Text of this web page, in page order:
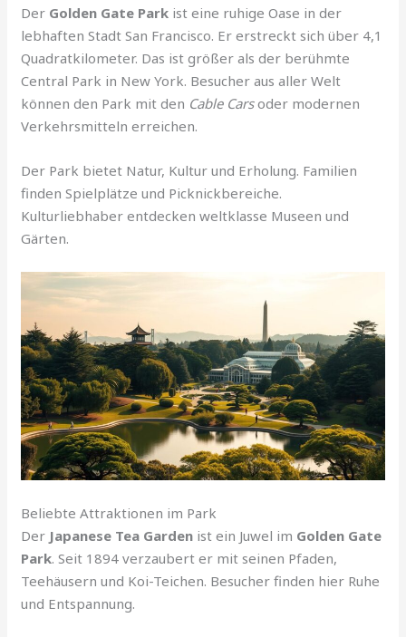
Der Golden Gate Park ist eine ruhige Oase in der
lebhaften Stadt San Francisco. Er erstreckt sich über 4,1
Quadratkilometer. Das ist größer als der berühmte
Central Park in New York. Besucher aus aller Welt
können den Park mit den Cable Carsoder modernen
Verkehrsmitteln erreichen.
Der Park bietet Natur, Kultur und Erholung. Familien
finden Spielplätze und Picknickbereiche.
Kulturliebhaber entdecken weltklasse Museen und
Gärten.
Beliebte Attraktionen im Park
Der Japanese Tea Garden ist ein Juwel im Golden Gate
Park. Seit 1894 verzaubert er mit seinen Pfaden,
Teehäusern und Koi-Teichen. Besucher finden hier Ruhe
und Entspannung.